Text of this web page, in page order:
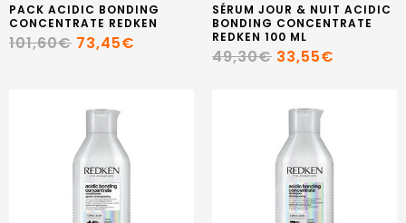
PACK ACIDIC BONDING
CONCENTRATE REDKEN
101,60€ 73,45€
SÉRUM JOUR & NUIT ACIDIC
BONDING CONCENTRATE
REDKEN 100 ML
49,30€ 33,55€